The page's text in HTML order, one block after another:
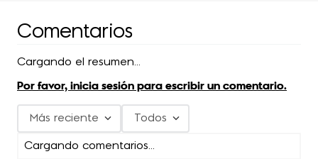
Comentarios
Cargando el resumen…
Por favor, inicia sesión para escribir un comentario.
Más reciente Todos
Cargando comentarios…